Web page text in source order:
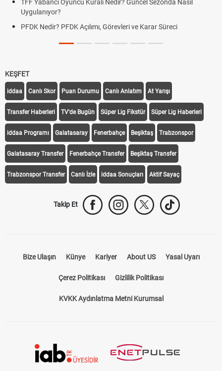
TFF Yabancı Oyuncu Kuralı Nedir? Güncel Sezonda Nasıl
Uygulanıyor?
PFDK Nedir? PFDK Açılımı, Görevleri ve Karar Süreci
KEŞFET
iddaa Canlı Skor Puan Durumu Canlı Anlatım At Yarışı
Transfer Haberleri TV'de Bugün Süper Lig Fikstür Süper Lig Haberleri
iddaa Programı Galatasaray Fenerbahçe Beşiktaş Trabzonspor
Galatasaray Transfer Fenerbahçe Transfer Beşiktaş Transfer
Trabzonspor Transfer Canlı İzle iddaa Sonuçları Aktif Sayaç
Takip Et
Bize Ulaşın Künye Kariyer About US Yasal Uyarı
Çerez Politikası Gizlilik Politikası
KVKK Aydınlatma Metni Kurumsal